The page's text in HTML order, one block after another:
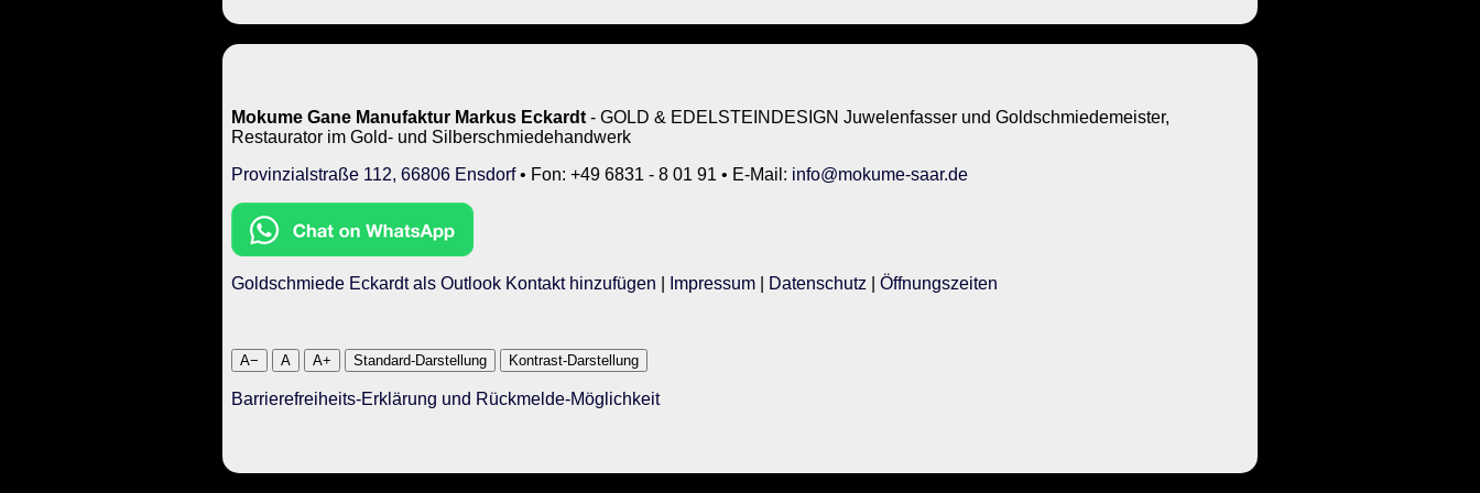
Mokume Gane Manufaktur Markus Eckardt - GOLD & EDELSTEINDESIGN Juwelenfasser und Goldschmiedemeister,
Restaurator im Gold- und Silberschmiedehandwerk
Provinzialstraße 112, 66806 Ensdorf• Fon: +49 6831 - 8 01 91 • E-Mail: info@mokume-saar.de
Goldschmiede Eckardt als Outlook Kontakt hinzufügen Impressum Datenschutz Öffnungszeiten
A− A A+ Standard-Darstellung Kontrast-Darstellung
Barrierefreiheits-Erklärung und Rückmelde-Möglichkeit